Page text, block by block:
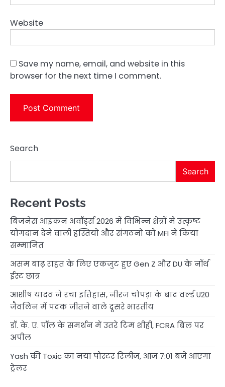
Website
Save my name, email, and website in this
browser for the next time I comment.
Search
Search
Recent Posts
बिजनेस आइकन अवॉर्ड्स 2026 में विभिन्न क्षेत्रों में उत्कृष्ट
योगदान देने वाली हस्तियों और संगठनों को MFI ने किया
सम्मानित
असम बाढ़ राहत के लिए एकजुट हुए Gen Z और DU के नॉर्थ
ईस्ट छात्र
आशीष यादव ने रचा इतिहास, नीरज चोपड़ा के बाद वर्ल्ड U20
जैवलिन में पदक जीतने वाले दूसरे भारतीय
डॉ. के. ए. पॉल के समर्थन में उतरे टिम शीही, FCRA बिल पर
अपील
Yash की Toxic का नया पोस्टर रिलीज, आज 7:01 बजे आएगा
ट्रेलर